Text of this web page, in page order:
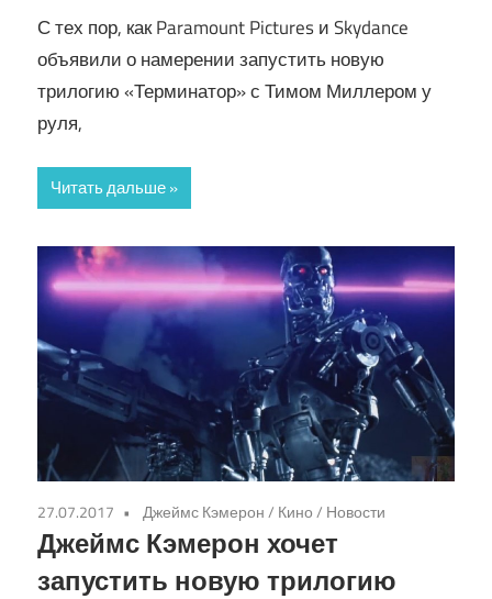
С тех пор, как Paramount Pictures и Skydance
объявили о намерении запустить новую
трилогию «Терминатор» с Тимом Миллером у
руля,
Читать дальше
27.07.2017 Джеймс Кэмерон/ Кино/ Новости
Джеймс Кэмерон хочет
запустить новую трилогию